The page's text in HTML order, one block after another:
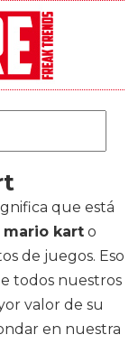
que está
kart o
de juegos. Eso
todos nuestros
valor de su
en nuestra